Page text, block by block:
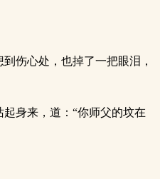
伤心处，也掉了一把眼泪，
身来，道：“你师父的坟在